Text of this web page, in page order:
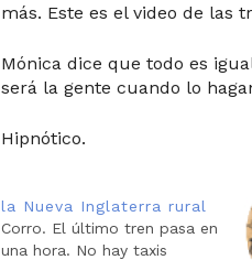
más. Este es el video de las
Mónica dice que todo es
será la gente cuando lo
Hipnótico.
la Nueva Inglaterra rural
Corro. El último tren pasa en
una hora. No hay taxis